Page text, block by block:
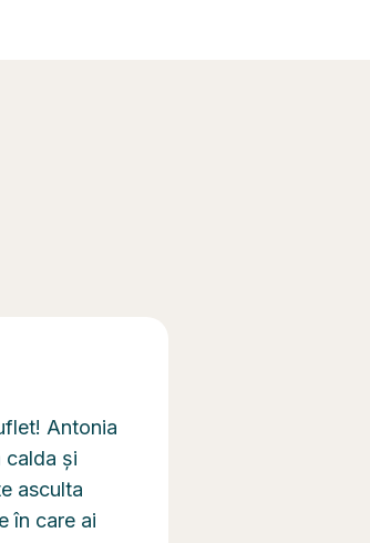
Antonia
calda și
asculta
în care ai